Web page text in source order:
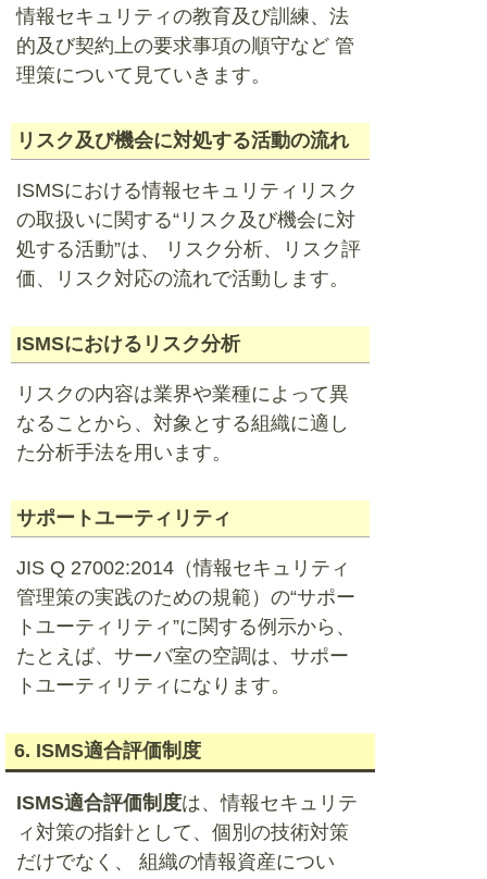
情報セキュリティの教育及び訓練、法
的及び契約上の要求事項の順守など 管
理策について見ていきます。
リスク及び機会に対処する活動の流れ
ISMSにおける情報セキュリティリスク
の取扱いに関する“リスク及び機会に対
処する活動”は、 リスク分析、リスク評
価、リスク対応の流れで活動します。
ISMSにおけるリスク分析
リスクの内容は業界や業種によって異
なることから、対象とする組織に適し
た分析手法を用います。
サポートユーティリティ
JIS Q 27002:2014（情報セキュリティ
管理策の実践のための規範）の“サポー
トユーティリティ”に関する例示から、
たとえば、サーバ室の空調は、サポー
トユーティリティになります。
6. ISMS適合評価制度
ISMS適合評価制度は、情報セキュリテ
ィ対策の指針として、個別の技術対策
だけでなく、 組織の情報資産につい